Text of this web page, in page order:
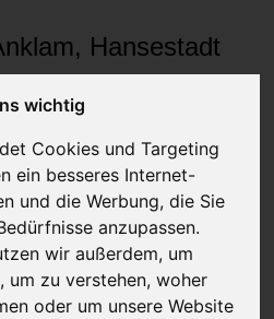
wichtig
Cookies und Targeting
ein besseres Internet-
und die Werbung, die Sie
anzupassen.
wir außerdem, um
um zu verstehen, woher
oder um unsere Website
Hansestadt
& gratis abholen
für Ihr Auto erhalten